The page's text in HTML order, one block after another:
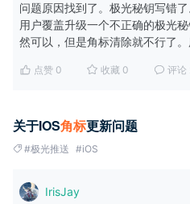
问题原因找到了。极光秘钥写错
用户覆盖升级一个不正确的极光
然可以，但是角标清除就不行了
点赞 0 收藏 0 评论
关于IOS角标更新问题
#极光推送 #iOS
IrisJay